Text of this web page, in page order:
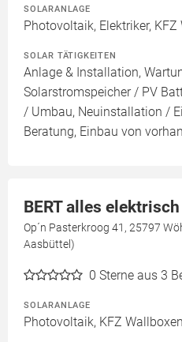
SOLARANLAGE
Photovoltaik, Elektriker, KFZ
SOLAR TÄTIGKEITEN
Anlage & Installation,
Solarstromspeicher / PV
/ Umbau, Neuinstallation /
Beratung, Einbau von
BERT alles elektrisch
Op´n Pasterkroog 41, 25797
Aasbüttel)
0 Sterne aus 3
SOLARANLAGE
Photovoltaik, KFZ Wallboxen